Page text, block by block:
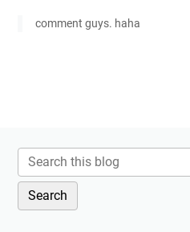
comment guys. haha